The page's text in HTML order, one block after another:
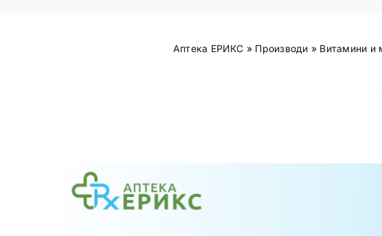
Аптека ЕРИКС » Производи » Витамини и